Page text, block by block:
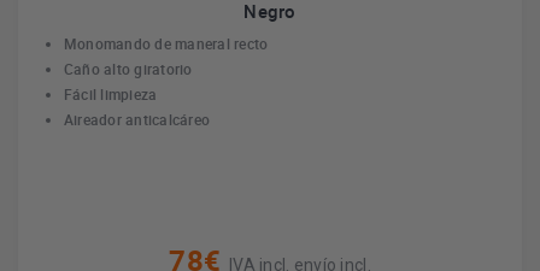
Negro
Monomando de maneral recto
Caño alto giratorio
Fácil limpieza
Aireador anticalcáreo
78€ IVA incl. envío incl.